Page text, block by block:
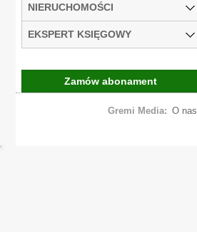
NIERUCHOMOŚCI
EKSPERT KSIĘGOWY
Zamów abonament
Gremi Media: O nas